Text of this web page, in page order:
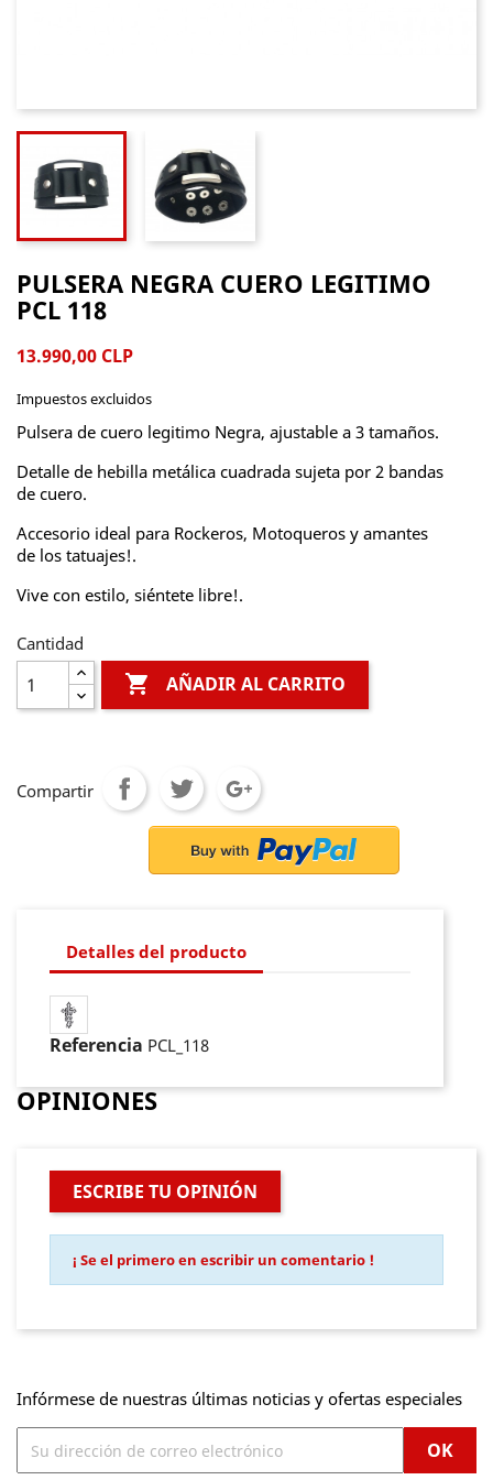
PULSERA NEGRA CUERO LEGITIMO
PCL 118
13.990,00 CLP
Impuestos excluidos
Pulsera de cuero legitimo Negra, ajustable a 3 tamaños.
Detalle de hebilla metálica cuadrada sujeta por 2 bandas
de cuero.
Accesorio ideal para Rockeros, Motoqueros y amantes
de los tatuajes!.
Vive con estilo, siéntete libre!.
Cantidad
 AÑADIR AL CARRITO
Compartir
Detalles del producto
Referencia PCL_118
OPINIONES
ESCRIBE TU OPINIÓN
¡ Se el primero en escribir un comentario !
Infórmese de nuestras últimas noticias y ofertas especiales